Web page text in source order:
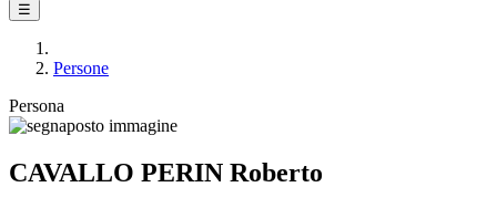
☰
Persone
Persona
CAVALLO PERIN Roberto